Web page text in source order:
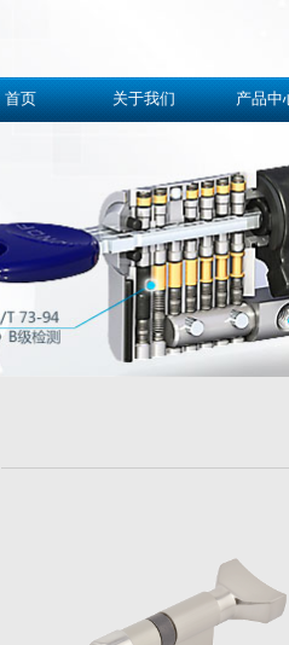
首页 关于我们 产品中